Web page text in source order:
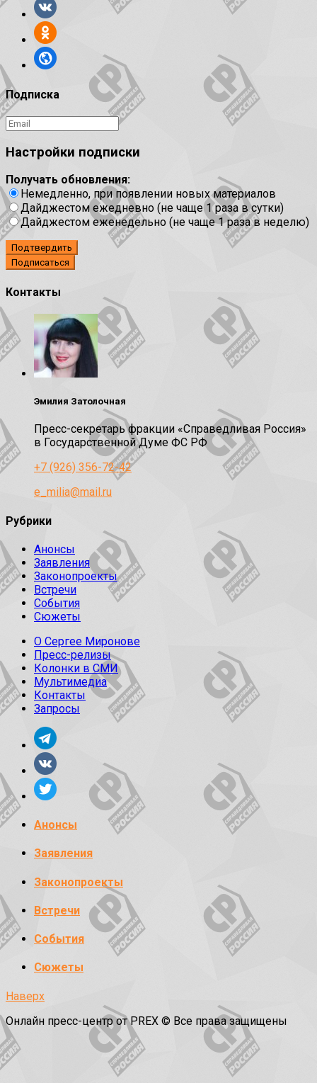
Подписка
Настройки подписки
Получать обновления:
Немедленно, при появлении новых материалов
Дайджестом ежедневно (не чаще 1 раза в сутки)
Дайджестом еженедельно (не чаще 1 раза в неделю)
Подтвердить
Контакты
Эмилия Затолочная
Пресс-секретарь фракции «Справедливая Россия»
в Государственной Думе ФС РФ
+7 (926) 356-72-42
e_milia@mail.ru
Рубрики
Анонсы
Заявления
Законопроекты
Встречи
События
Сюжеты
О Сергее Миронове
Пресс-релизы
Колонки в СМИ
Мультимедиа
Контакты
Запросы
Анонсы
Заявления
Законопроекты
Встречи
События
Сюжеты
Наверх
Онлайн пресс-центр от PREX © Все права защищены